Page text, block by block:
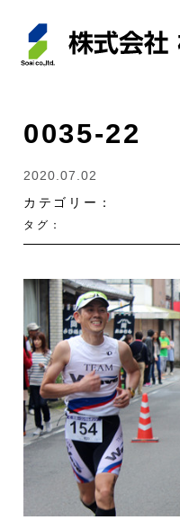
0035-22
2020.07.02
カテゴリー：
タグ：